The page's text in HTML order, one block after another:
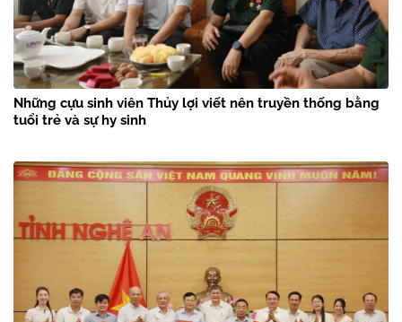
Những cựu sinh viên Thủy lợi viết nên truyền thống bằng
tuổi trẻ và sự hy sinh